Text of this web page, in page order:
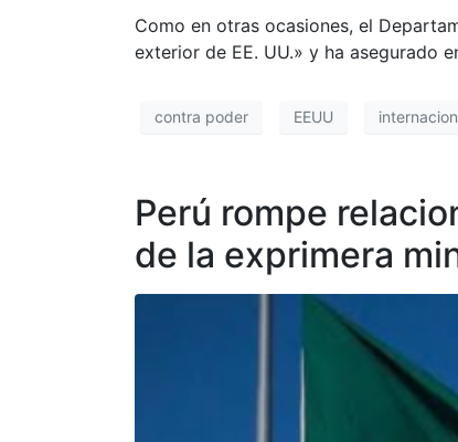
Como en otras ocasiones, el
exterior de EE. UU.» y ha asegurado
contra poder EEUU
Perú rompe
de la exprimera